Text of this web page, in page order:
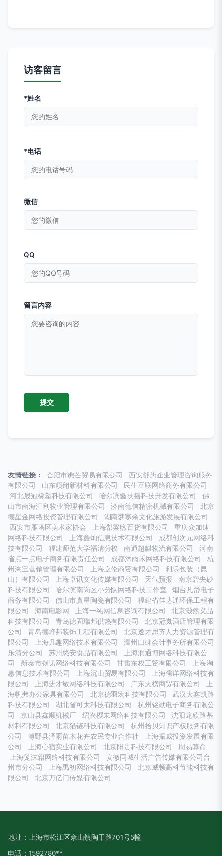
访客留言
*姓名
*电话
微信
QQ
留言内容
友情链接： 合肥市谯芒贸易有限公司
西安舒为企业管理咨询服务
有限公司
山东领翔新材料有限公司
民生互联网络商务有限公司
河北晟冠橡塑科技有限公司
哈尔滨鑫扶摇科技开发有限公司
佛
山市南海汇利物业管理有限公司
济南德信精密机械有限公司
北京
德星金网络投资管理有限公司
湖南梦寒余文化旅游发展有限公司
西安市雁塔区美术家协会
上海郜梁煦百货有限公司
重庆众加速
网络科技有限公司
上海鑫灿信息技术有限公司
成都创次元网络科
技有限公司
福建师范大学福清分校 南通超麒物流有限公司
河南
省点一点电子商务有限责任公司
成都沐雨禾网络科技有限公司
杭
州淘宝营销管理有限公司
上海之伦商贸有限公司
利乐包装（昆
山）有限公司
上海卓讯文化传媒有限公司 天气预报
南京碧夹砂
科技有限公司
哈尔滨南岗区小分队网络科技工作室
烟台凡岱电子
商务有限公司
佛山市真星陶瓷有限公司
福建省佳达通环保工程有
限公司
海南电影网 上海一纯网信息咨询有限公司
北京灏然义品
科技有限公司
青岛德固瑞邦供热有限公司
北京冠岚酒店管理有限
公司
青岛德峰邦装饰工程有限公司
北京逸才思齐人力资源管理有
限公司
上海几趣网络技术有限公司
温州口碑会计事务所有限公司
乐清分公司
苏州悠安食品有限公司
上海润通博网络科技有限公
司
新泰市创诺网络科技有限公司 甘肃东权工贸有限公司
上海淘
惠信息技术有限公司
上海沉山贸易有限公司
上海儒详网络科技有
限公司
上海进才敏网络科技有限公司 广东天榜商贸有限公司
上
海帆弗办公家具有限公司
北京德羽宏科技有限公司
武汉大鑫凯路
科技有限公司
湖北省可太科技有限公司
杭州铭勋电子商务有限公
司
京山县鑫顺机械厂 绍兴樱未网络科技有限公司
沈阳龙欣路基
材料有限公司
北京猫链科技有限公司
杭州拾贝知识产权服务有限
公司
博野县泽雨苗木花卉农民专业合作社
上海振威投资发展有限
公司
上海心宿实业有限公司 北京阳贵科技有限公司
周易算命
上海笼沫籍网络科技有限公司
安徽同城生活广告传媒有限公司台
州市分公司
上海禹初网络科技有限公司
北京威顿高科节能科技有
限公司
北京万亿门传媒有限公司
地址：上海市松江区佘山镇陶干路701号5幢
电话：1592780**